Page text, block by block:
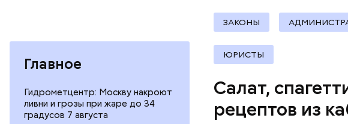
Главное
Гидрометцентр: Москву накроют
ливни и грозы при жаре до 34
градусов 7 августа
ЗАКОНЫ
ЮРИСТЫ
Салат,
рецептов из